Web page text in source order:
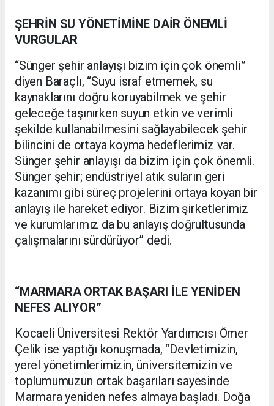
ŞEHRİN SU YÖNETİMİNE DAİR ÖNEMLİ
VURGULAR
“Sünger şehir anlayışı bizim için çok önemli”
diyen Baraçlı, “Suyu israf etmemek, su
kaynaklarını doğru koruyabilmek ve şehir
geleceğe taşınırken suyun etkin ve verimli
şekilde kullanabilmesini sağlayabilecek şehir
bilincini de ortaya koyma hedeflerimiz var.
Sünger şehir anlayışı da bizim için çok önemli.
Sünger şehir; endüstriyel atık suların geri
kazanımı gibi süreç projelerini ortaya koyan bir
anlayış ile hareket ediyor. Bizim şirketlerimiz
ve kurumlarımız da bu anlayış doğrultusunda
çalışmalarını sürdürüyor” dedi.
“MARMARA ORTAK BAŞARI İLE YENİDEN
NEFES ALIYOR”
Kocaeli Üniversitesi Rektör Yardımcısı Ömer
Çelik ise yaptığı konuşmada, “Devletimizin,
yerel yönetimlerimizin, üniversitemizin ve
toplumumuzun ortak başarıları sayesinde
Marmara yeniden nefes almaya başladı. Doğa